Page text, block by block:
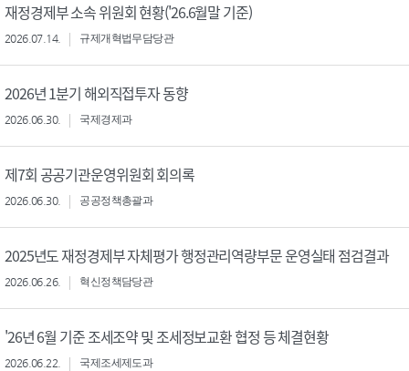
재정경제부 소속 위원회 현황('26.6월말 기준)
2026.07.14. 규제개혁법무담당관
2026년 1분기 해외직접투자 동향
2026.06.30. 국제경제과
제7회 공공기관운영위원회 회의록
2026.06.30. 공공정책총괄과
2025년도 재정경제부 자체평가 행정관리역량부문 운영실태 점검결과
2026.06.26. 혁신정책담당관
'26년 6월 기준 조세조약 및 조세정보교환 협정 등 체결현황
2026.06.22. 국제조세제도과